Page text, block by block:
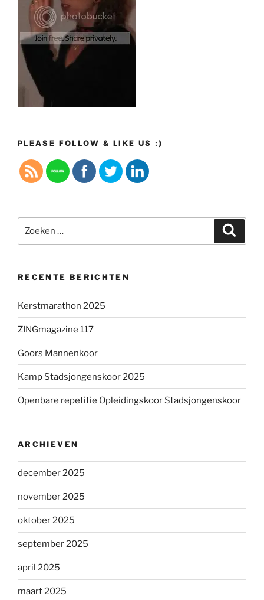
PLEASE FOLLOW & LIKE US :)
naar:
RECENTE BERICHTEN
Kerstmarathon 2025
ZINGmagazine 117
Goors Mannenkoor
Kamp Stadsjongenskoor 2025
Openbare repetitie Opleidingskoor Stadsjongenskoor
ARCHIEVEN
december 2025
november 2025
oktober 2025
september 2025
april 2025
maart 2025